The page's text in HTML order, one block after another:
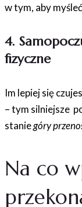
w tym, aby
4.
fizyczne
Im lepiej się
– tym silniejsze
staniegóry
Na co